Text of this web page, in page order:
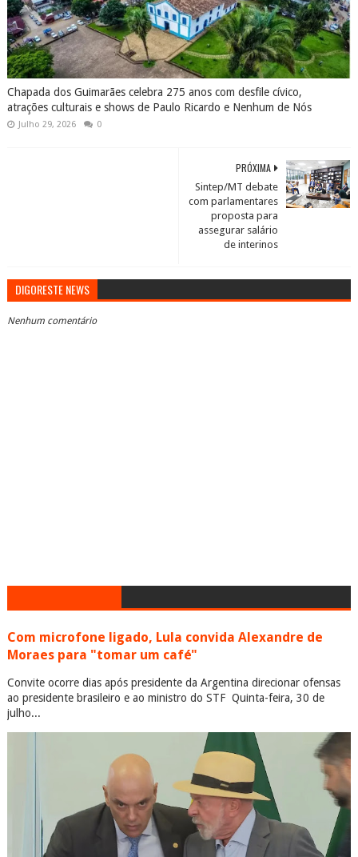
Chapada dos Guimarães celebra 275 anos com desfile cívico,
atrações culturais e shows de Paulo Ricardo e Nenhum de Nós
Julho 29, 2026 0
PRÓXIMA
Sintep/MT debate
com parlamentares
proposta para
assegurar salário
de interinos
DIGORESTE NEWS
Nenhum comentário
Com microfone ligado, Lula convida Alexandre de
Moraes para "tomar um café"
Convite ocorre dias após presidente da Argentina direcionar ofensas
ao presidente brasileiro e ao ministro do STF Quinta-feira, 30 de
julho...